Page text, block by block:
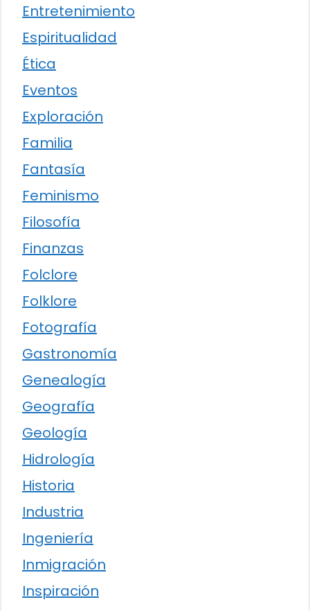
Entretenimiento
Espiritualidad
Ética
Eventos
Exploración
Familia
Fantasía
Feminismo
Filosofía
Finanzas
Folclore
Folklore
Fotografía
Gastronomía
Genealogía
Geografía
Geología
Hidrología
Historia
Industria
Ingeniería
Inmigración
Inspiración